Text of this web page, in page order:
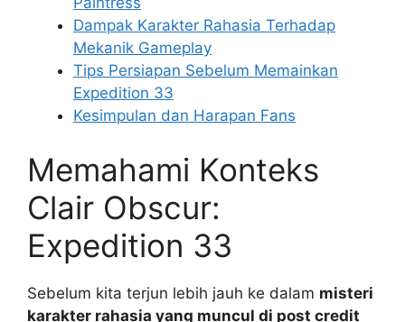
Dampak Karakter Rahasia Terhadap
Mekanik Gameplay
Tips Persiapan Sebelum Memainkan
Expedition 33
Kesimpulan dan Harapan Fans
Memahami Konteks
Clair Obscur:
Expedition 33
Sebelum kita terjun lebih jauh ke dalam misteri
karakter rahasia yang muncul di post credit